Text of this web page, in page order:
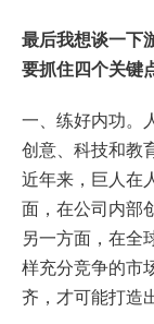
最后我想谈一下
要抓住四个关键
一、练好内功。
创意、科技和教
近年来，巨人在
面，在公司内部
另一方面，在全
样充分竞争的市
齐，才可能打造